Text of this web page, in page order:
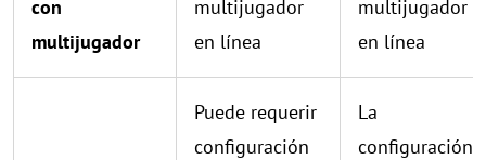
con
multijugador
multijugador
en línea
multijugador
en línea
Puede requerir
configuración
La
configuración